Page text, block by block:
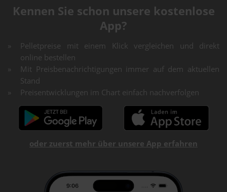
Kennen Sie schon unsere kostenlose
App?
Pelletpreise mit einem Klick vergleichen und direkt
online bestellen
Mit Preisbenachrichtigungen immer auf dem aktuellen
Stand
Preisentwicklungen im Chart einfach nachverfolgen
oder zuerst mehr über unsere App erfahren